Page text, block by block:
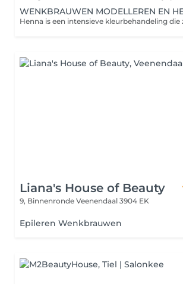
WENKBRAUWEN MODELLEREN EN
Liana's House of Beauty
9, Binnenronde Veenendaal 3904 EK
Epileren Wenkbrauwen